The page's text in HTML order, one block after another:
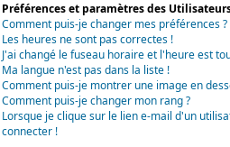
Préférences et paramètres des
Comment puis-je changer mes préférences ?
Les heures ne sont pas correctes !
J'ai changé le fuseau horaire et l'heure est
Ma langue n'est pas dans la liste !
Comment puis-je montrer une image en
Comment puis-je changer mon rang ?
Lorsque je clique sur le lien e-mail d'un
connecter !